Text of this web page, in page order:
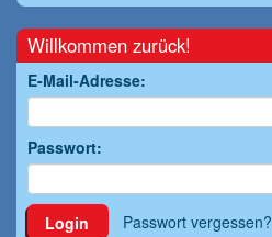
Willkommen zurück!
E-Mail-Adresse:
Passwort:
Login Passwort vergessen?